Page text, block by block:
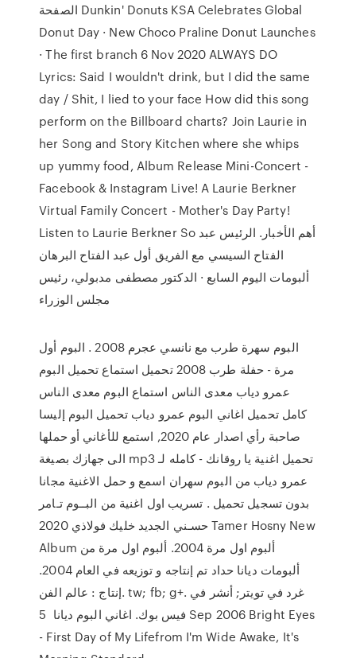
الصفحة Dunkin' Donuts KSA Celebrates Global
Donut Day · New Choco Praline Donut Launches
· The first branch 6 Nov 2020 ALWAYS DO
Lyrics: Said I wouldn't drink, but I did the same
day / Shit, I lied to your face How did this song
perform on the Billboard charts? Join Laurie in
her Song and Story Kitchen where she whips
up yummy food, Album Release Mini-Concert -
Facebook & Instagram Live! A Laurie Berkner
Virtual Family Concert - Mother's Day Party!
Listen to Laurie Berkner So أهم الأخبار. الرئيس عبد
الفتاح السيسي مع الفريق أول عبد الفتاح البرهان
ألبومات اليوم السابع · الدكتور مصطفى مدبولي، رئيس
البوم سهرة طرب مع نانسي عجرم 2008 . البوم أول
مرة - حفلة طرب 2008 تحميل استماع تحميل البوم
عمرو دياب معدى الناس استماع البوم معدى الناس
كامل تحميل اغاني البوم عمرو دياب تحميل البوم إليسا
صاحبة رأي اصدار عام 2020, استمع للأغاني أو حملها
الى جهازك بصيغة mp3 تحميل اغنية يا روقانك - كامله لـ
عمرو دياب من البوم سهران اسمع و حمل الاغنية مجانا
بدون تسجيل تحميل . تسريب اول اغنية من البــوم تـامر
حسـني الجديد خليك فولاذي 2020 Tamer Hosny New
Album ألبوم اول مرة 2004. ألبوم اول مرة من
ألبومات ديانا حداد تم إنتاجه و توزيعه في العام 2004.
إنتاج : عالم الفن. tw; fb; g+. غرد في تويتر; أنشر في
فيس بوك. اغاني البوم ديانا 5 Sep 2006 Bright Eyes
- First Day of My Lifefrom I'm Wide Awake, It's